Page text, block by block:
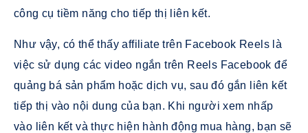
công cụ tiềm năng cho tiếp thị liên kết.
Như vậy, có thể thấy affiliate trên Facebook Reels là
việc sử dụng các video ngắn trên Reels Facebook để
quảng bá sản phẩm hoặc dịch vụ, sau đó gắn liên kết
tiếp thị vào nội dung của bạn. Khi người xem nhấp
vào liên kết và thực hiện hành động mua hàng, bạn sẽ